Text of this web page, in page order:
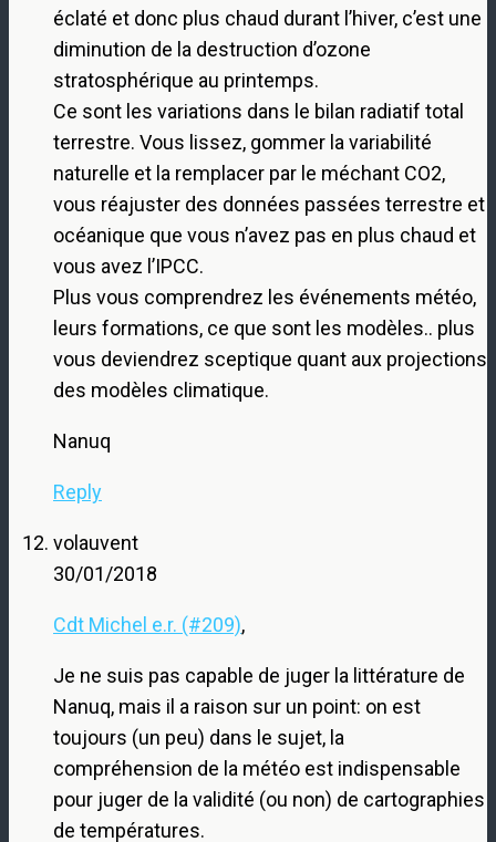
éclaté et donc plus chaud durant l’hiver, c’est une
diminution de la destruction d’ozone
stratosphérique au printemps.
Ce sont les variations dans le bilan radiatif total
terrestre. Vous lissez, gommer la variabilité
naturelle et la remplacer par le méchant CO2,
vous réajuster des données passées terrestre et
océanique que vous n’avez pas en plus chaud et
vous avez l’IPCC.
Plus vous comprendrez les événements météo,
leurs formations, ce que sont les modèles.. plus
vous deviendrez sceptique quant aux projections
des modèles climatique.
Nanuq
Reply
volauvent
30/01/2018
Cdt Michel e.r. (#209),
Je ne suis pas capable de juger la littérature de
Nanuq, mais il a raison sur un point: on est
toujours (un peu) dans le sujet, la
compréhension de la météo est indispensable
pour juger de la validité (ou non) de cartographies
de températures.